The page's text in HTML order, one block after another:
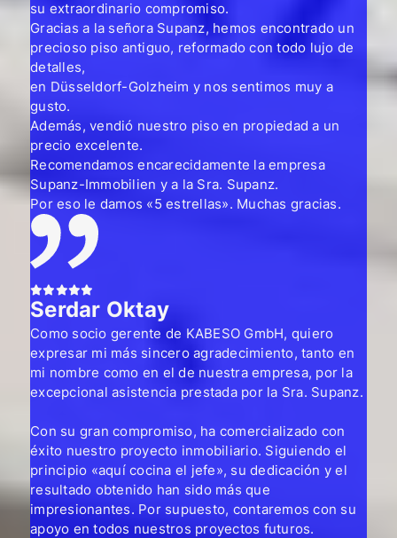
su extraordinario compromiso.
Gracias a la señora Supanz, hemos encontrado un
precioso piso antiguo, reformado con todo lujo de
detalles,
en Düsseldorf-Golzheim y nos sentimos muy a
gusto.
Además, vendió nuestro piso en propiedad a un
precio excelente.
Recomendamos encarecidamente la empresa
Supanz-Immobilien y a la Sra. Supanz.
Por eso le damos «5 estrellas». Muchas gracias.
Serdar Oktay
Como socio gerente de KABESO GmbH, quiero
expresar mi más sincero agradecimiento, tanto en
mi nombre como en el de nuestra empresa, por la
excepcional asistencia prestada por la Sra. Supanz.
Con su gran compromiso, ha comercializado con
éxito nuestro proyecto inmobiliario. Siguiendo el
principio «aquí cocina el jefe», su dedicación y el
resultado obtenido han sido más que
impresionantes. Por supuesto, contaremos con su
apoyo en todos nuestros proyectos futuros.